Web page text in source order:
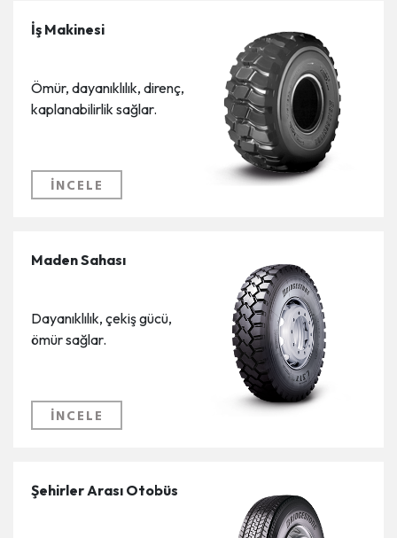
İş Makinesi
Ömür, dayanıklılık, direnç,
kaplanabilirlik sağlar.
İNCELE
Maden Sahası
Dayanıklılık, çekiş gücü,
ömür sağlar.
İNCELE
Şehirler Arası Otobüs